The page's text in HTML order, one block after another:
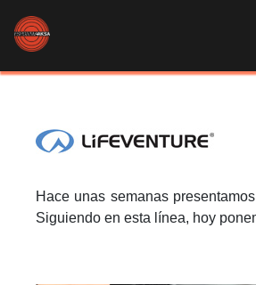
Hace unas semanas
Siguiendo en esta línea, hoy